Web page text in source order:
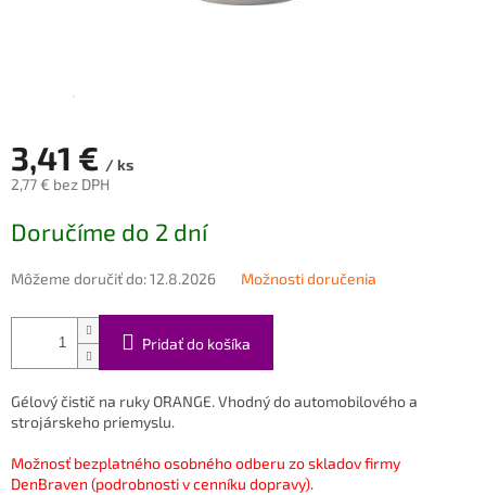
3,41 € / ks
2,77 € bez DPH
cena:
Doručíme do 2 dní
Môžeme doručiť do:12.8.2026 Možnosti doručenia
Pridať do košíka
Gélový čistič na ruky ORANGE. Vhodný do automobilového a
strojárskeho priemyslu.
Možnosť bezplatného osobného odberu zo skladov firmy
DenBraven (podrobnosti v cenníku dopravy).